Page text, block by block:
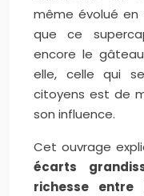
même évolué en
que ce
encore le
elle, celle qui
citoyens est de
son influence.
Cet ouvrage
écarts
richesse entre